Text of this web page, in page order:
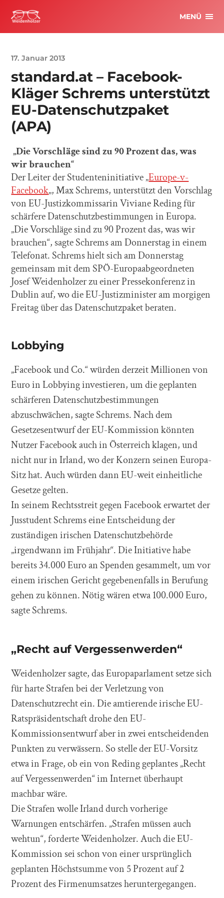
MENÜ
17. Januar 2013
standard.at – Facebook-
Kläger Schrems unterstützt
EU-Datenschutzpaket
(APA)
„Die Vorschläge sind zu 90 Prozent das, was
wir brauchen“
Der Leiter der Studenteninitiative „Europe-v-
Facebook„, Max Schrems, unterstützt den Vorschlag
von EU-Justizkommissarin Viviane Reding für
schärfere Datenschutzbestimmungen in Europa.
„Die Vorschläge sind zu 90 Prozent das, was wir
brauchen“, sagte Schrems am Donnerstag in einem
Telefonat. Schrems hielt sich am Donnerstag
gemeinsam mit dem SPÖ-Europaabgeordneten
Josef Weidenholzer zu einer Pressekonferenz in
Dublin auf, wo die EU-Justizminister am morgigen
Freitag über das Datenschutzpaket beraten.
Lobbying
„Facebook und Co.“ würden derzeit Millionen von
Euro in Lobbying investieren, um die geplanten
schärferen Datenschutzbestimmungen
abzuschwächen, sagte Schrems. Nach dem
Gesetzesentwurf der EU-Kommission könnten
Nutzer Facebook auch in Österreich klagen, und
nicht nur in Irland, wo der Konzern seinen Europa-
Sitz hat. Auch würden dann EU-weit einheitliche
Gesetze gelten.
In seinem Rechtsstreit gegen Facebook erwartet der
Jusstudent Schrems eine Entscheidung der
zuständigen irischen Datenschutzbehörde
„irgendwann im Frühjahr“. Die Initiative habe
bereits 34.000 Euro an Spenden gesammelt, um vor
einem irischen Gericht gegebenenfalls in Berufung
gehen zu können. Nötig wären etwa 100.000 Euro,
sagte Schrems.
„Recht auf Vergessenwerden“
Weidenholzer sagte, das Europaparlament setze sich
für harte Strafen bei der Verletzung von
Datenschutzrecht ein. Die amtierende irische EU-
Ratspräsidentschaft drohe den EU-
Kommissionsentwurf aber in zwei entscheidenden
Punkten zu verwässern. So stelle der EU-Vorsitz
etwa in Frage, ob ein von Reding geplantes „Recht
auf Vergessenwerden“ im Internet überhaupt
machbar wäre.
Die Strafen wolle Irland durch vorherige
Warnungen entschärfen. „Strafen müssen auch
wehtun“, forderte Weidenholzer. Auch die EU-
Kommission sei schon von einer ursprünglich
geplanten Höchstsumme von 5 Prozent auf 2
Prozent des Firmenumsatzes heruntergegangen.